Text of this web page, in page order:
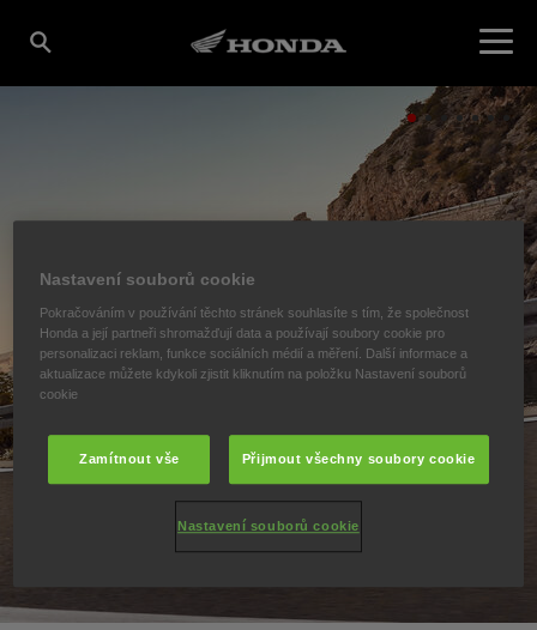
Nastavení souborů cookie
Pokračováním v používání těchto stránek souhlasíte s tím, že společnost
Honda a její partneři shromažďují data a používají soubory cookie pro
personalizaci reklam, funkce sociálních médií a měření. Další informace a
aktualizace můžete kdykoli zjistit kliknutím na položku Nastavení souborů
cookie
Zamítnout vše Přijmout všechny soubory cookie
Nastavení souborů cookie